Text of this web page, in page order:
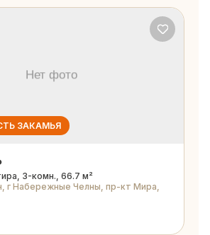
ЗАКАМЬЯ
3-комн., 66.7 м²
г Набережные Челны, пр-кт Мира,